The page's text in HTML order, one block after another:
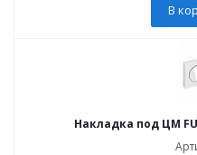
В
Накладка под ЦМ